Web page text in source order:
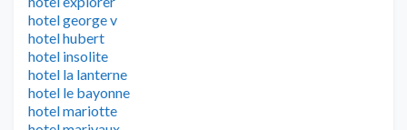
hotel george v
hotel hubert
hotel insolite
hotel la lanterne
hotel le bayonne
hotel mariotte